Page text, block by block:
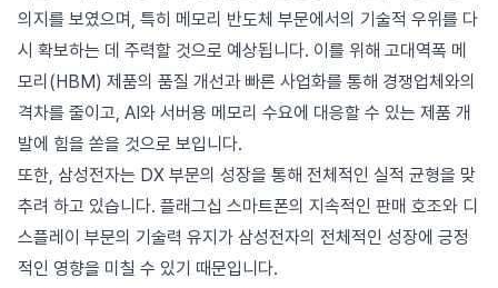
의지를 보였으며, 특히 메모리 반도체 부문에서의 기술적 우위를 다
시 확보하는 데 주력할 것으로 예상됩니다. 이를 위해 고대역폭 메
모리(HBM) 제품의 품질 개선과 빠른 사업화를 통해 경쟁업체와의
격차를 줄이고, AI와 서버용 메모리 수요에 대응할 수 있는 제품 개
발에 힘을 쏟을 것으로 보입니다.
또한, 삼성전자는 DX 부문의 성장을 통해 전체적인 실적 균형을 맞
추려 하고 있습니다. 플래그십 스마트폰의 지속적인 판매 호조와 디
스플레이 부문의 기술력 유지가 삼성전자의 전체적인 성장에 긍정
적인 영향을 미칠 수 있기 때문입니다.